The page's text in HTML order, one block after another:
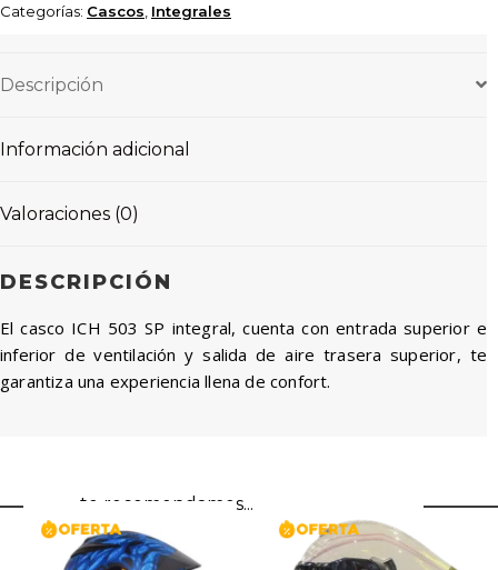
Categorías: Cascos Integrales
Descripción
Información adicional
Valoraciones (0)
DESCRIPCIÓN
El casco ICH 503 SP integral, cuenta con entrada superior e
inferior de ventilación y salida de aire trasera superior, te
garantiza una experiencia llena de confort.
te recomendamos...